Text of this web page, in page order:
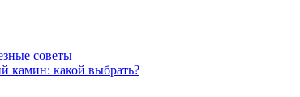
советы
камин: какой выбрать?